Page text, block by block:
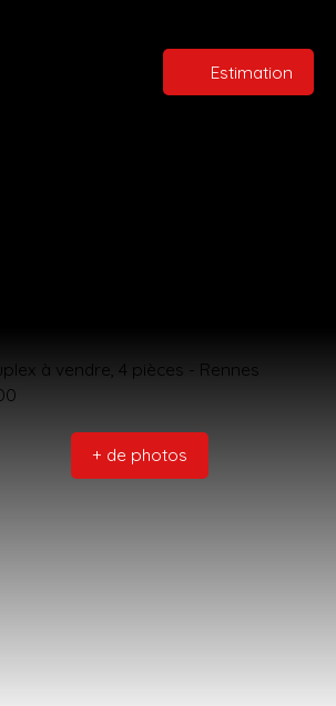
Estimation
+ de photos